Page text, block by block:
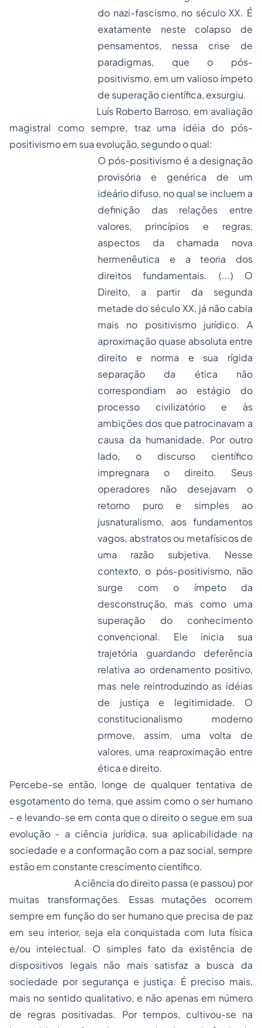
do nazi-fascismo, no século XX. É
exatamente neste colapso de
pensamentos, nessa crise de
paradigmas, que o pós-
positivismo, em um valioso ímpeto
de superação científica, exsurgiu.
Luís Roberto Barroso, em avaliação
magistral como sempre, traz uma idéia do pós-
positivismo em sua evolução, segundo o qual:
O pós-positivismo é a designação
provisória e genérica de um
ideário difuso, no qual se incluem a
definição das relações entre
valores, princípios e regras,
aspectos da chamada nova
hermenêutica e a teoria dos
direitos fundamentais. (...) O
Direito, a partir da segunda
metade do século XX, já não cabia
mais no positivismo jurídico. A
aproximação quase absoluta entre
direito e norma e sua rígida
separação da ética não
correspondiam ao estágio do
processo civilizatório e às
ambições dos que patrocinavam a
causa da humanidade. Por outro
lado, o discurso científico
impregnara o direito. Seus
operadores não desejavam o
retorno puro e simples ao
jusnaturalismo, aos fundamentos
vagos, abstratos ou metafísicos de
uma razão subjetiva. Nesse
contexto, o pós-positivismo, não
surge com o ímpeto da
desconstrução, mas como uma
superação do conhecimento
convencional. Ele inicia sua
trajetória guardando deferência
relativa ao ordenamento positivo,
mas nele reintroduzindo as idéias
de justiça e legitimidade. O
constitucionalismo moderno
prmove, assim, uma volta de
valores, uma reaproximação entre
ética e direito.
Percebe-se então, longe de qualquer tentativa de
esgotamento do tema, que assim como o ser humano
- e levando-se em conta que o direito o segue em sua
evolução - a ciência jurídica, sua aplicabilidade na
sociedade e a conformação com a paz social, sempre
estão em constante crescimento científico.
A ciência do direito passa (e passou) por
muitas transformações. Essas mutações ocorrem
sempre em função do ser humano que precisa de paz
em seu interior, seja ela conquistada com luta física
e/ou intelectual. O simples fato da existência de
dispositivos legais não mais satisfaz a busca da
sociedade por segurança e justiça. É preciso mais,
mais no sentido qualitativo, e não apenas em número
de regras positivadas. Por tempos, cultivou-se na